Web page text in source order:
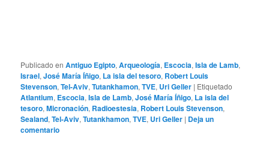
Publicado en Antiguo Egipto,Arqueología, Escocia,Isla de Lamb,
Israel,José María Íñigo, La isla del tesoro, Robert Louis
Stevenson,Tel-Aviv,Tutankhamon,TVE, Uri Geller | Etiquetado
Atlantium, Escocia,Isla de Lamb,José María Íñigo, La isla del
tesoro,Micronación, Radioestesia, Robert Louis Stevenson,
Sealand,Tel-Aviv,Tutankhamon,TVE, Uri Geller | Deja un
comentario